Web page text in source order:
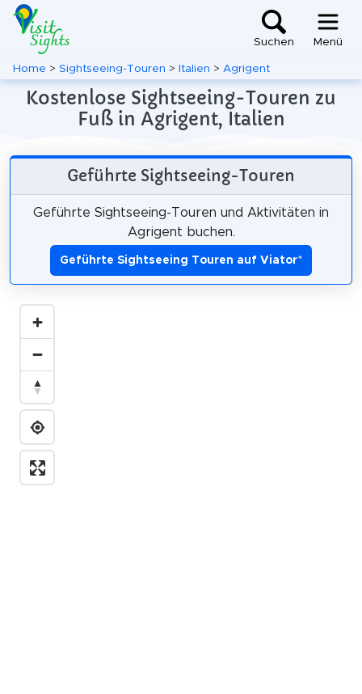
Suchen Menü
Home > Sightseeing-Touren > Italien > Agrigent
Kostenlose Sightseeing-Touren zu
Fuß in Agrigent, Italien
Geführte Sightseeing-Touren
Geführte Sightseeing-Touren und Aktivitäten in
Agrigent buchen.
Geführte Sightseeing Touren auf Viator*